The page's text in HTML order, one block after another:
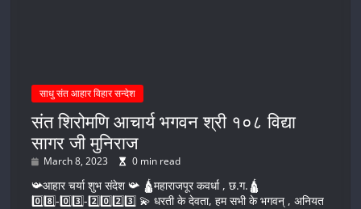
साधु संत आहार विहार सन्देश
संत शिरोमणि आचार्य भगवन श्री १०८ विद्या
सागर जी मुनिराज
March 8, 2023 0 min read
📯आहार चर्या शुभ संदेश 📯 🛕महाराजपूर कवर्धा , छ.ग.🛕
0️⃣8️⃣-0️⃣3️⃣-2️⃣0️⃣2️⃣3️⃣ 💫 धरती के देवता, हम सभी के भगवन् , अनियत